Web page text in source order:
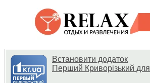
Встановити додаток
Перший Криворізький для